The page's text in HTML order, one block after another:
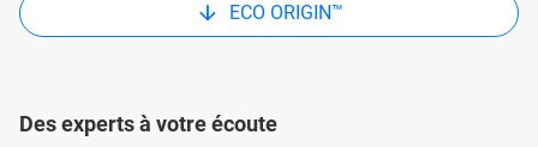
ECO ORIGIN™
Des experts à votre écoute